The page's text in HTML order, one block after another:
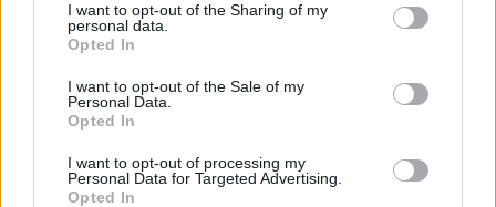
I want to opt-out of the Sharing of my
personal data.
Opted In
I want to opt-out of the Sale of my
Personal Data.
Opted In
I want to opt-out of processing my
Personal Data for Targeted Advertising.
Opted In
kras, má rozlohu kolem 80 hektarů.
I po 100 letech je cihlová kanalizace v centru Pardubic
v dobrém stavu
26.7.2026 16:24 | PARDUBICE (
Historická cihlová kanalizace v
centru Pardubic je i po více než